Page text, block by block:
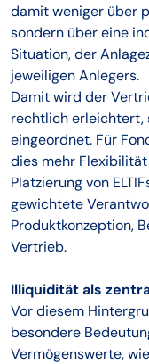
damit weniger über
sondern über eine
Situation, der
jeweiligen Anlegers.
Damit wird der
rechtlich erleichtert,
eingeordnet. Für
dies mehr
Platzierung von
gewichtete
Produktkonzeption,
Vertrieb.
Illiquidität als
Vor diesem
besondere
Vermögenswerte,